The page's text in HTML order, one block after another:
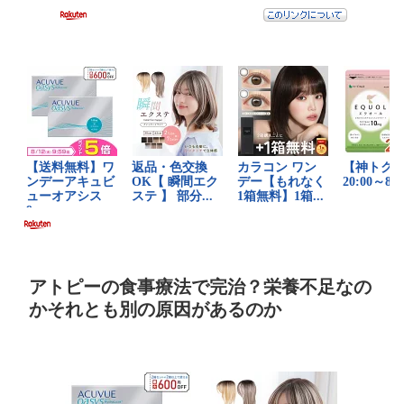
アトピーの食事療法で完治？栄養不足なの
かそれとも別の原因があるのか